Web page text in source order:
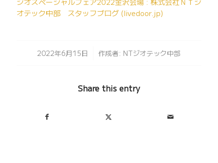
オテック中部 スタッフブログ (livedoor.jp)
2022年6月15日
/ 作成者: NTジオテック中部
Share this entry